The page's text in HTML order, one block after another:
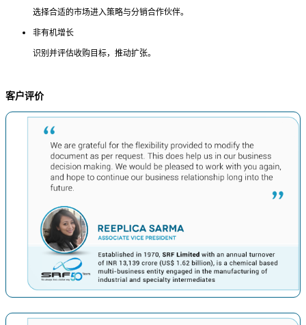
选择合适的市场进入策略与分销合作伙伴。
非有机增长
识别并评估收购目标，推动扩张。
客户评价